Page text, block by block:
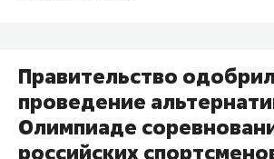
Правительство
проведение
Олимпиаде
российских